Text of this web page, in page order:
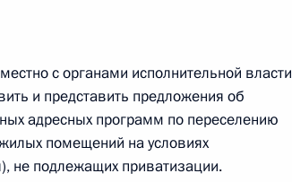
с органами исполнительной власти
и представить предложения об
адресных программ по переселению
помещений на условиях
не подлежащих приватизации.